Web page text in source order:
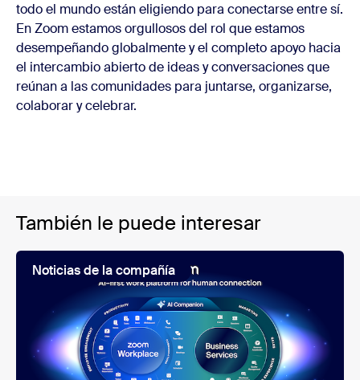
todo el mundo están eligiendo para conectarse entre sí.
En Zoom estamos orgullosos del rol que estamos
desempeñando globalmente y el completo apoyo hacia
el intercambio abierto de ideas y conversaciones que
reúnan a las comunidades para juntarse, organizarse,
colaborar y celebrar.
También le puede interesar
Noticias de la compañía